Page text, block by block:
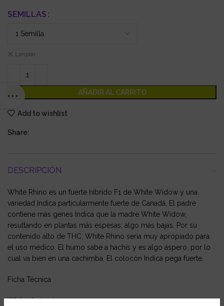
SEMILLAS
Limpiar
AÑADIR AL CARRITO
Add to wishlist
Share:
DESCRIPCIÓN
White Rhino es un fuerte híbrido F1 de White Widow y una
variedad Indica particularmente fuerte de Canadá. El padre
contiene más genes Indica que la madre White Widow,
resultando en plantas más espesas, algo más bajas. Por su
contenido alto de THC, White Rhino sería muy apropiado para
el uso médico. El humo sabe a hachís y es algo áspero, por lo
cual va bien en una cachimba. El colocón Indica pega fuerte.
Ficha Técnica
White strain: si